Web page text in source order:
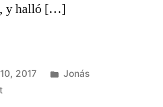
y halló […]
2017
Posted
Jonás
on